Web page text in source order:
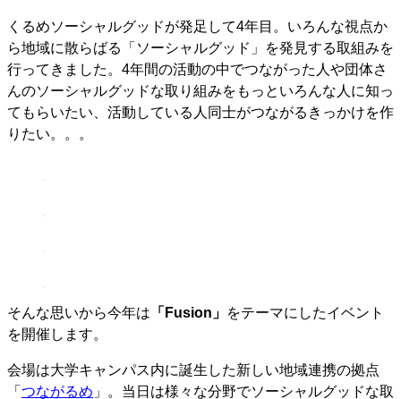
くるめソーシャルグッドが発足して4年目。いろんな視点か
ら地域に散らばる「ソーシャルグッド」を発見する取組みを
行ってきました。4年間の活動の中でつながった人や団体さ
んのソーシャルグッドな取り組みをもっといろんな人に知っ
てもらいたい、活動している人同士がつながるきっかけを作
りたい。。。
そんな思いから今年は 「Fusion」 をテーマにしたイベント
を開催します。
会場は大学キャンパス内に誕生した新しい地域連携の拠点
「 つながるめ 」。当日は様々な分野でソーシャルグッドな取